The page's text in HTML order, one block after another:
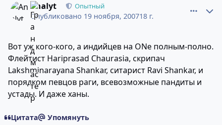
Analyt Опытный
Опубликовано 19 ноября, 200718 г.
Вот уж кого-кого, а индийцев на ONe полным-полно.
Флейтист Hariprasad Chaurasia, скрипач
Lakshminarayana Shankar, ситарист Ravi Shankar, и
порядком певцов раги, всевозможные пандиты и
устады. И даже ханы.
Цитата Упомянуть